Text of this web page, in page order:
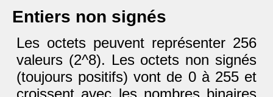
Entiers non signés
Les octets peuvent représenter 256
valeurs (2^8). Les octets non signés
(toujours positifs) vont de 0 à 255 et